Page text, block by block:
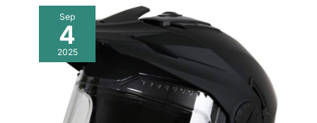
Sep
4
2025